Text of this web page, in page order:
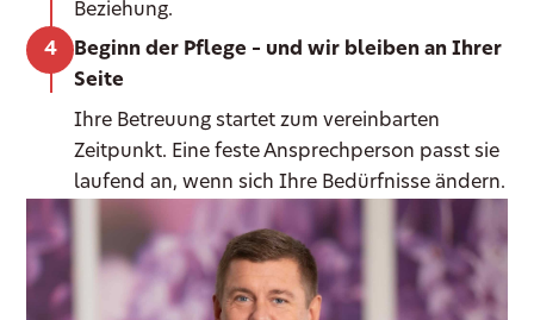
Beziehung.
Beginn der Pflege – und wir bleiben an Ihrer
Seite
Ihre Betreuung startet zum vereinbarten
Zeitpunkt. Eine feste Ansprechperson passt sie
laufend an, wenn sich Ihre Bedürfnisse ändern.